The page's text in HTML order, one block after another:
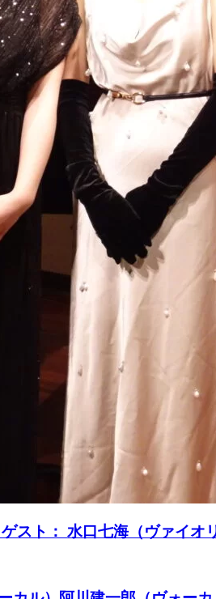
ト： 水口七海（ヴァイオ